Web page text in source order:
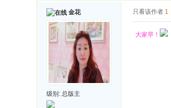
金花
级别: 总版主
只看该作者 1
大家早！